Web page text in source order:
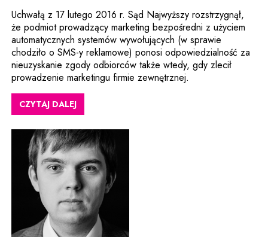
Uchwałą z 17 lutego 2016 r. Sąd Najwyższy rozstrzygnął,
że podmiot prowadzący marketing bezpośredni z użyciem
automatycznych systemów wywołujących (w sprawie
chodziło o SMS-y reklamowe) ponosi odpowiedzialność za
nieuzyskanie zgody odbiorców także wtedy, gdy zlecił
prowadzenie marketingu firmie zewnętrznej.
CZYTAJ DALEJ